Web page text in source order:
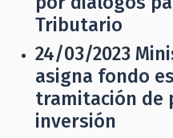
Tributario
24/03/2023
asigna fondo
tramitación de
inversión